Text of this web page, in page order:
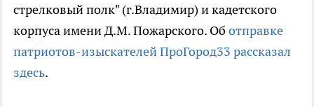
стрелковый полк" (г.Владимир) и кадетского
корпуса имени Д.М. Пожарского. Об отправке
патриотов-изыскателей ПроГород33 рассказал
здесь.